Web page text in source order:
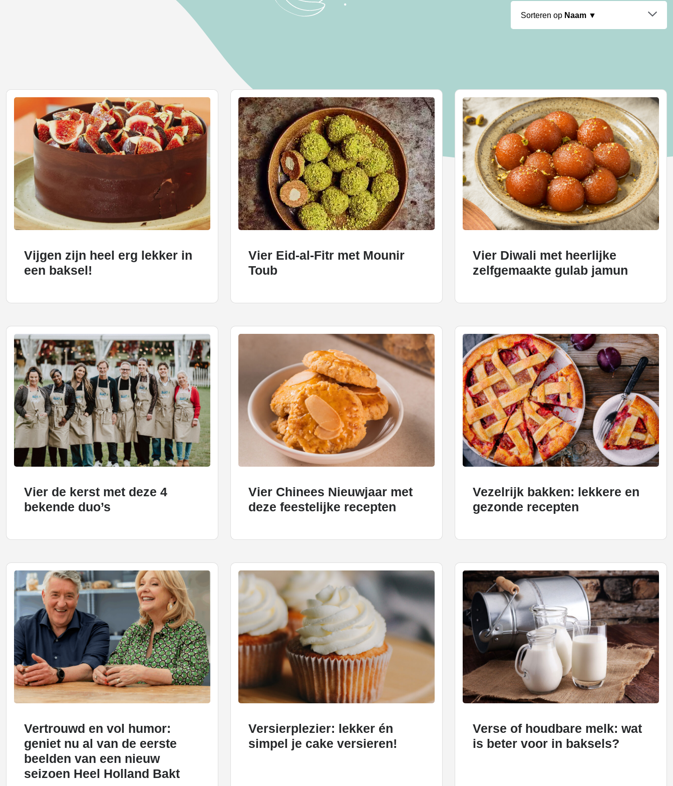
Sorteren op Naam ▼
Vijgen zijn heel erg lekker in
een baksel!
Vier Eid-al-Fitr met Mounir
Toub
Vier Diwali met heerlijke
zelfgemaakte gulab jamun
Vier de kerst met deze 4
bekende duo’s
Vier Chinees Nieuwjaar met
deze feestelijke recepten
Vezelrijk bakken: lekkere en
gezonde recepten
Vertrouwd en vol humor:
geniet nu al van de eerste
beelden van een nieuw
seizoen Heel Holland Bakt
Versierplezier: lekker én
simpel je cake versieren!
Verse of houdbare melk: wat
is beter voor in baksels?